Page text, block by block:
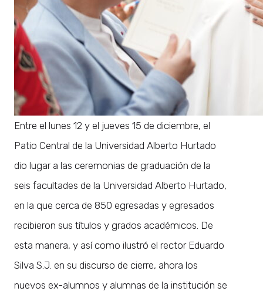
Entre el lunes 12 y el jueves 15 de diciembre, el
Patio Central de la Universidad Alberto Hurtado
dio lugar a las ceremonias de graduación de la
seis facultades de la Universidad Alberto Hurtado,
en la que cerca de 850 egresadas y egresados
recibieron sus títulos y grados académicos. De
esta manera, y así como ilustró el rector Eduardo
Silva S.J. en su discurso de cierre, ahora los
nuevos ex-alumnos y alumnas de la institución se